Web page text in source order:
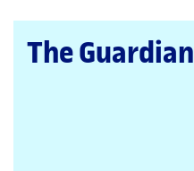
pàgina
principal
The Guardian